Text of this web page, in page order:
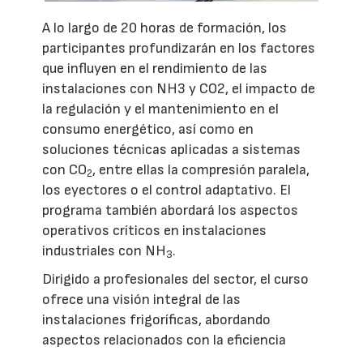
A lo largo de 20 horas de formación, los
participantes profundizarán en los factores
que influyen en el rendimiento de las
instalaciones con NH3 y CO2, el impacto de
la regulación y el mantenimiento en el
consumo energético, así como en
soluciones técnicas aplicadas a sistemas
con CO2, entre ellas la compresión paralela,
los eyectores o el control adaptativo. El
programa también abordará los aspectos
operativos críticos en instalaciones
industriales con NH3.
Dirigido a profesionales del sector, el curso
ofrece una visión integral de las
instalaciones frigoríficas, abordando
aspectos relacionados con la eficiencia